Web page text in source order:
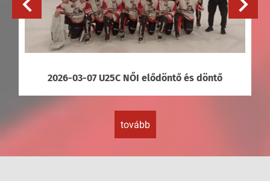
2026-03-07 U25C NŐI elődöntő és döntő
tovább